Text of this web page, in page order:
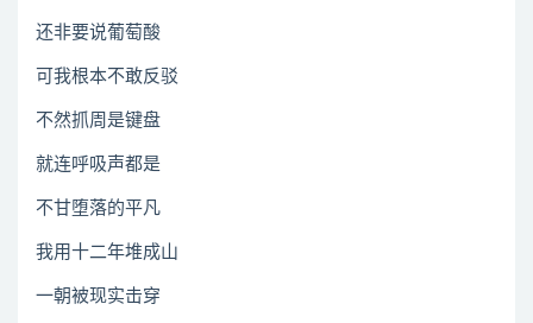
还非要说葡萄酸
可我根本不敢反驳
不然抓周是键盘
就连呼吸声都是
不甘堕落的平凡
我用十二年堆成山
一朝被现实击穿